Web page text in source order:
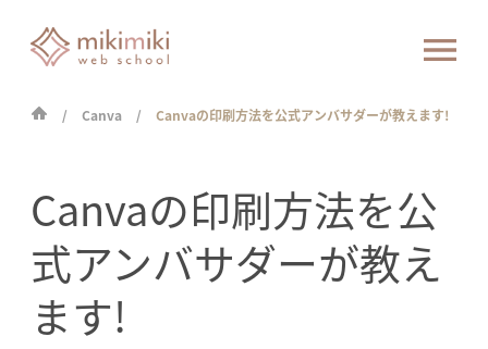
Canva Canvaの印刷方法を公式アンバサダーが教えます!
Canvaの印刷方法を公
式アンバサダーが教え
ます!